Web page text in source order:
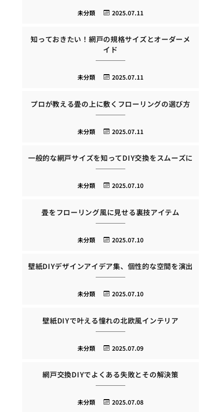
2025.07.11
未分類
知っておきたい！網戸の規格サイズとオーダーメ
イド
2025.07.11
未分類
プロが教える畳の上に敷くフローリングの選び方
2025.07.11
未分類
一般的な網戸サイズを知ってDIY交換をスムーズに
2025.07.10
未分類
畳をフローリング風に見せる裏技アイテム
2025.07.10
未分類
壁紙DIYデザインアイデア集、個性的な空間を演出
2025.07.10
未分類
壁紙DIYで叶える憧れの北欧風インテリア
2025.07.09
未分類
網戸交換DIYでよくある失敗とその解決策
2025.07.08
未分類